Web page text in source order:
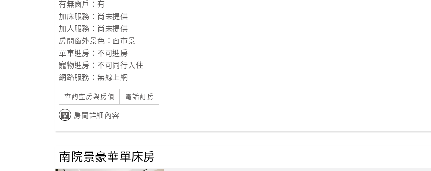
有無窗戶：有
加床服務：尚未提供
加人服務：尚未提供
房間窗外景色：面市景
單車進房：不可進房
寵物進房：不可同行入住
網路服務：無線上網
查詢空房與房價 電話訂房
房間詳細內容
南院景豪華單床房